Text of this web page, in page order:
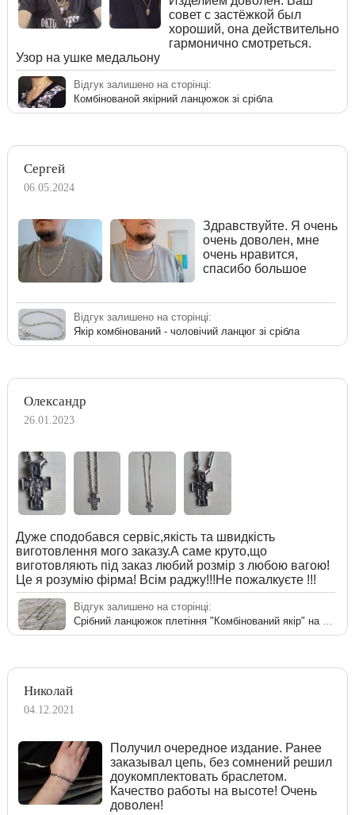
совет с застёжкой был
хороший, она действительно
гармонично смотреться.
Узор на ушке медальону
Відгук залишено на сторінці:
Комбінованой якірний ланцюжок зі срібла
Сергей
06.05.2024
Здравствуйте. Я очень
очень доволен, мне
очень нравится,
спасибо большое
Відгук залишено на сторінці:
Якір комбінований - чоловічий ланцюг зі срібла
Олександр
26.01.2023
Дуже сподобався сервіс,якість та швидкість
виготовлення мого заказу.А саме круто,що
виготовляють під заказ любий розмір з любою вагою!
Це я розумію фірма! Всім раджу!!!Не пожалкуєте !!!
Відгук залишено на сторінці:
Николай
04.12.2021
Получил очередное издание. Ранее
заказывал цепь, без сомнений решил
доукомплектовать браслетом.
Качество работы на высоте! Очень
доволен!